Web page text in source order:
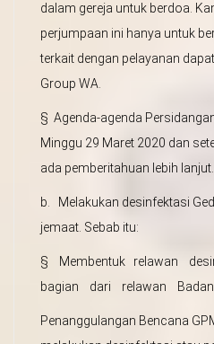
dalam gereja untuk berdoa.
perjumpaan ini hanya untuk
terkait dengan pelayanan
Group WA.
§ Agenda-agenda
Minggu 29 Maret 2020 dan
ada pemberitahuan lebih lanjut.
b. Melakukan desinfektasi
jemaat. Sebab itu:
§ Membentuk relawan
bagian dari relawan Badan
Penanggulangan Bencana